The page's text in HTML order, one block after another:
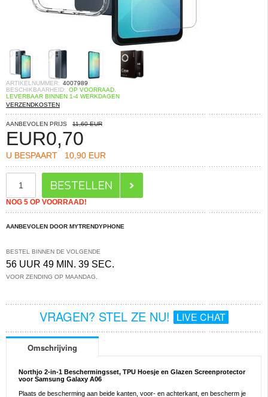
ARTIKELNUMMER: 4007989
BESCHIKBAARHEID: OP VOORRAAD.
LEVERBAAR BINNEN 1-4 WERKDAGEN
VERZENDKOSTEN
AANBEVOLEN PRIJS 11,60 EUR
EUR0,70
U BESPAART 10,90 EUR
NOG 5 OP VOORRAAD!
AANBEVOLEN DOOR MYTRENDYPHONE
BESTEL BINNEN DE VOLGENDE
56 UUR 49 MIN. 39 SEC.
VOOR ZENDING OP MAANDAG.
VRAGEN? STEL ZE NU! LIVE CHAT
Omschrijving
Northjo 2-in-1 Beschermingsset, TPU Hoesje en Glazen Screenprotector
voor Samsung Galaxy A06
Plaats de bescherming aan beide kanten, voor- en achterkant, en bescherm je